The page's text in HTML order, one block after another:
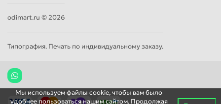
odimart.ru © 2026
Типография. Печать по индивидуальному заказу.
Мы используем файлы cookie, чтобы вам было
удобнее пользоваться нашим сайтом. Продолжая